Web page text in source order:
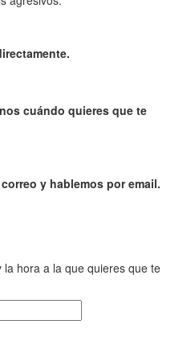
cuándo quieres que te
y hablemos por email.
hora a la que quieres que te